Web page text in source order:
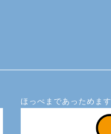
ほっぺまであっためます